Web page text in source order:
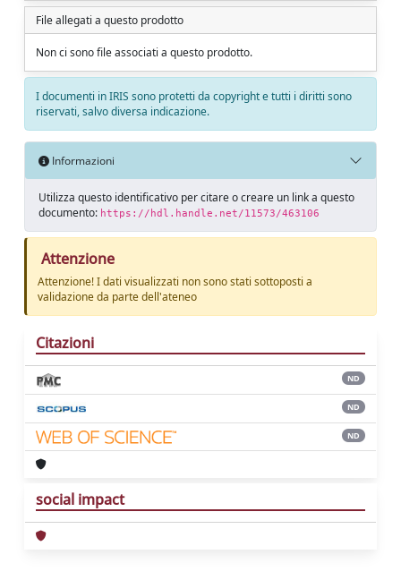
File allegati a questo prodotto
Non ci sono file associati a questo prodotto.
I documenti in IRIS sono protetti da copyright e tutti i diritti sono
riservati, salvo diversa indicazione.
Informazioni
Utilizza questo identificativo per citare o creare un link a questo
documento: https://hdl.handle.net/11573/463106
Attenzione
Attenzione! I dati visualizzati non sono stati sottoposti a
validazione da parte dell'ateneo
Citazioni
ND
ND
ND
social impact